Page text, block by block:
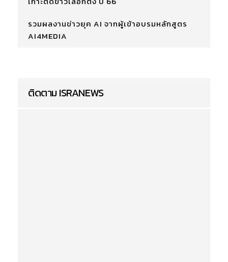
รวมผลงานข่าวยุค AI จากผู้เข้าอบรมหลักสูตร
AI4MEDIA
ติดตาม ISRANEWS